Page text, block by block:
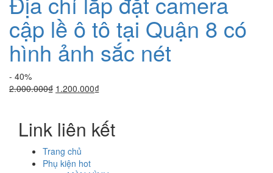
cập lề ô tô tại Quận 8 có
hình ảnh sắc nét
- 40%
2.000.000₫ Giá
2.000.000₫.
1.200.000₫Giá
là:
1.200.000₫.
Link liên kết
Trang chủ
Phụ kiện hot